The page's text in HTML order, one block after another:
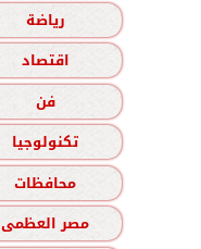
رياضة
اقتصاد
فن
تكنولوجيا
محافظات
مصر العظمى